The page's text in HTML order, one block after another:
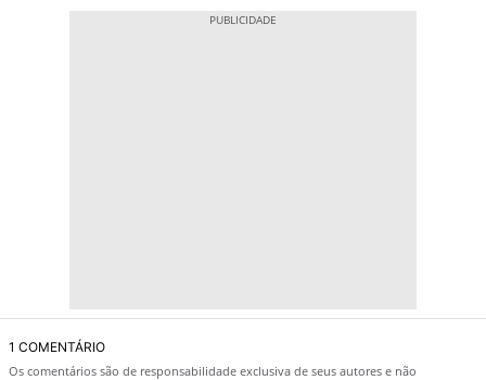
1 COMENTÁRIO
Os comentários são de responsabilidade exclusiva de seus autores e não